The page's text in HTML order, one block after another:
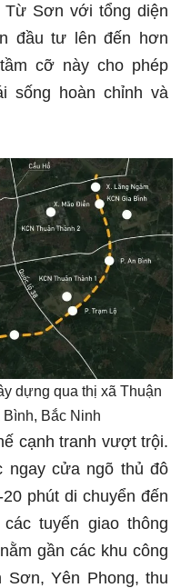
Sơn với tổng diện
đầu tư lên đến hơn
cỡ này cho phép
sống hoàn chỉnh và
dựng qua thị xã Thuận
Bắc Ninh
cạnh tranh vượt trội.
cửa ngõ thủ đô
phút di chuyển đến
tuyến giao thông
gần các khu công
Sơn, Yên Phong, thu